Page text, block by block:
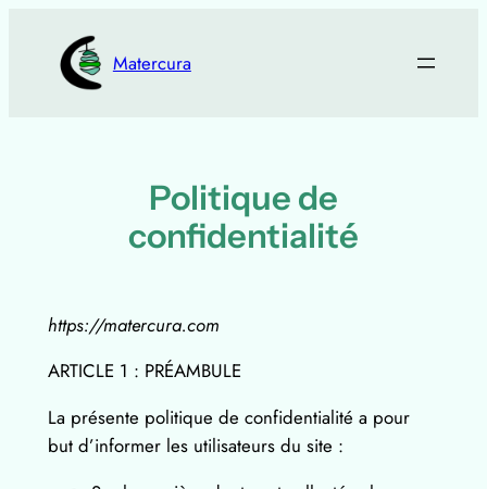
contenu
Matercura
Politique de
confidentialité
https://matercura.com
ARTICLE 1 : PRÉAMBULE
La présente politique de confidentialité a pour
but d’informer les utilisateurs du site :